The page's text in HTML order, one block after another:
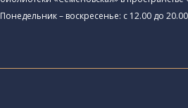
Понедельник – воскресенье: с 12.00 до 20.00